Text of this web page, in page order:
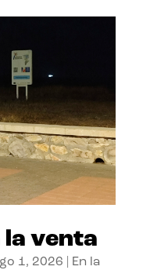
la venta
1, 2026
En la